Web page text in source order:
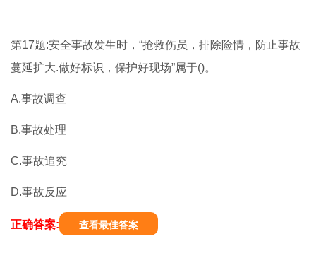
第17题:安全事故发生时，“抢救伤员，排除险情，防止事故
蔓延扩大.做好标识，保护好现场”属于()。
A.事故调查
B.事故处理
C.事故追究
D.事故反应
正确答案: 查看最佳答案